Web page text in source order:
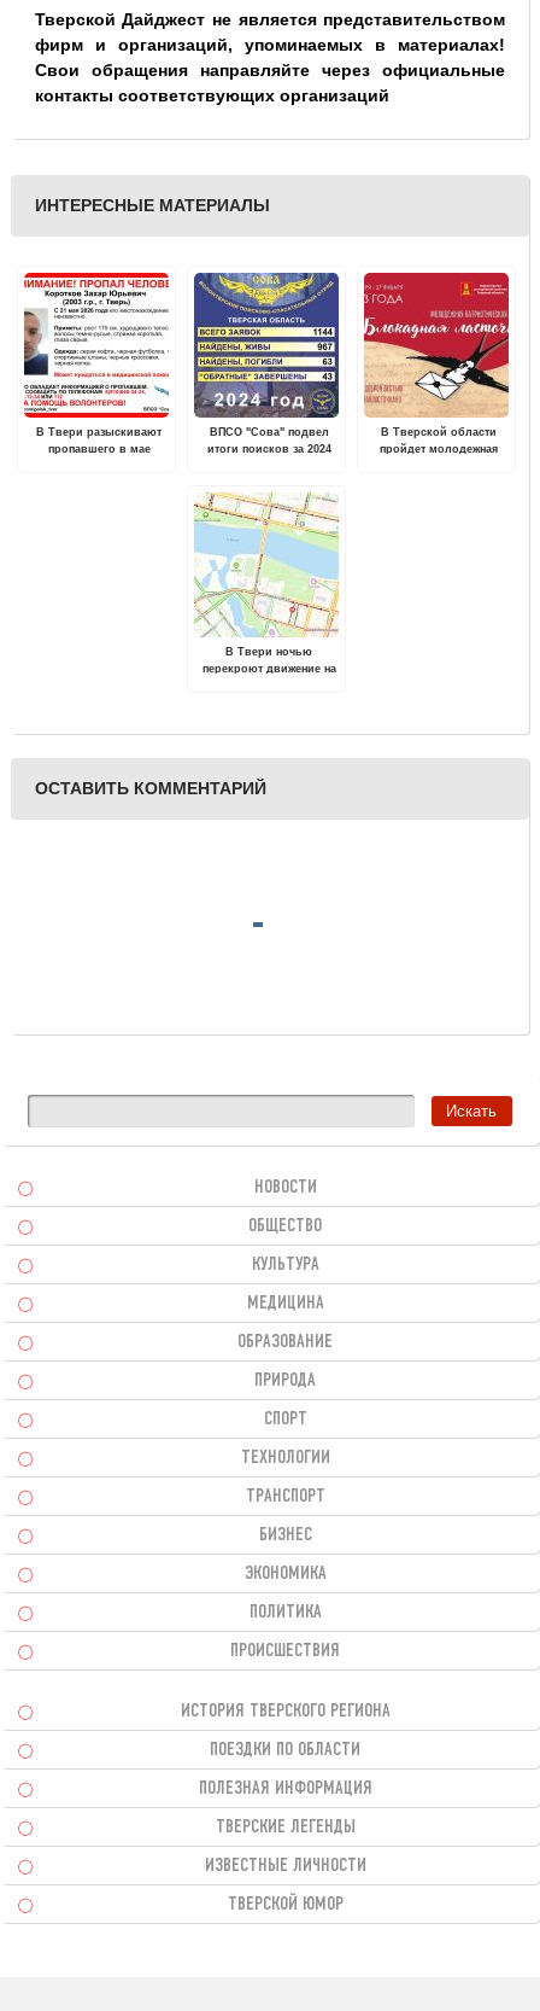
Тверской Дайджест не является представительством
фирм и организаций, упоминаемых в материалах!
Свои обращения направляйте через официальные
контакты соответствующих организаций
ИНТЕРЕСНЫЕ МАТЕРИАЛЫ
В Твери разыскивают
пропавшего в мае
ВПСО "Сова" подвел
итоги поисков за 2024
В Тверской области
пройдет молодежная
В Твери ночью
перекроют движение на
ОСТАВИТЬ КОММЕНТАРИЙ
НОВОСТИ
ОБЩЕСТВО
КУЛЬТУРА
МЕДИЦИНА
ОБРАЗОВАНИЕ
ПРИРОДА
СПОРТ
ТЕХНОЛОГИИ
ТРАНСПОРТ
БИЗНЕС
ЭКОНОМИКА
ПОЛИТИКА
ПРОИСШЕСТВИЯ
ИСТОРИЯ ТВЕРСКОГО РЕГИОНА
ПОЕЗДКИ ПО ОБЛАСТИ
ПОЛЕЗНАЯ ИНФОРМАЦИЯ
ТВЕРСКИЕ ЛЕГЕНДЫ
ИЗВЕСТНЫЕ ЛИЧНОСТИ
ТВЕРСКОЙ ЮМОР